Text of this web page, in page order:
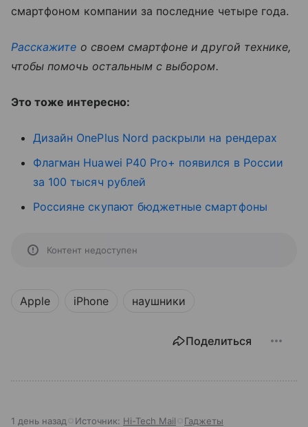
смартфоном компании за последние четыре года.
Расскажите о своем смартфоне и другой технике,
чтобы помочь остальным с выбором.
Это тоже интересно:
Дизайн OnePlus Nord раскрыли на рендерах
Флагман Huawei P40 Pro+ появился в России
за 100 тысяч рублей
Россияне скупают бюджетные смартфоны
Контент недоступен
Apple iPhone наушники
Поделиться
1 день назад Источник: Hi-Tech Mail Гаджеты